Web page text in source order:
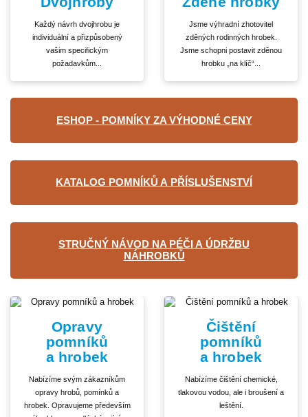
Každý návrh dvojhrobu je
individuální a přizpůsobený
vašim specifickým
požadavkům...
Jsme výhradní zhotovitel
zděných rodinných hrobek.
Jsme schopni postavit zděnou
hrobku „na klíč“...
ESHOP - POMNÍKY ZA VÝHODNÉ CENY
KATALOG POMNÍKŮ A PŘÍSLUŠENSTVÍ
STRUČNÝ NÁVOD NA PÉČI A ÚDRŽBU
NÁHROBKŮ
Opravy
pomníků
a hrobek
Nabízíme svým zákazníkům
opravy hrobů, pomínků a
hrobek. Opravujeme především
Čištění
pomníků
a hrobek
Nabízíme čištění chemické,
tlakovou vodou, ale i broušení a
leštění.